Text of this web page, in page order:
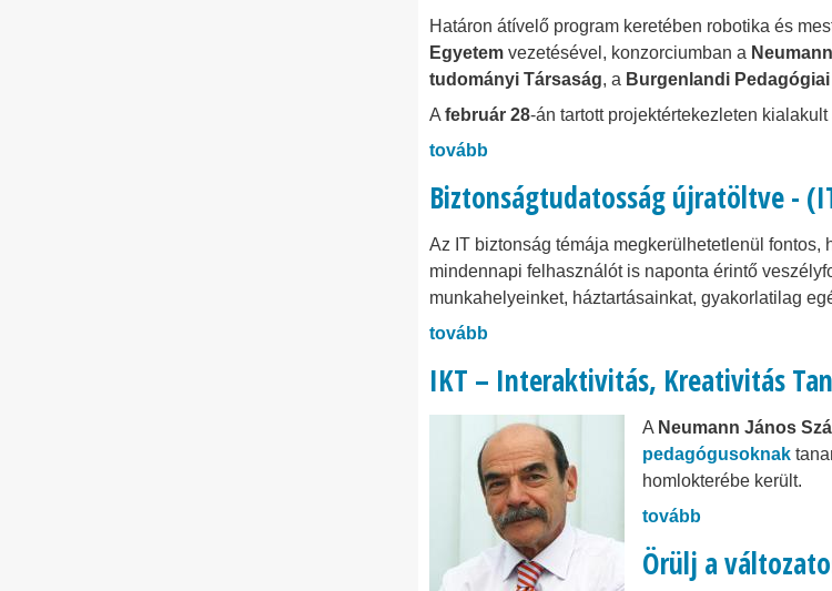
Határon átívelő program keretében robotika és
Egyetem vezetésével, konzorciumban a
tudományi Társaság, a Burgenlandi
A február 28-án tartott projektértekezleten
tovább
Biztonságtudatosság újratöltve -
Az IT biztonság témája megkerülhetetlenül fontos,
mindennapi felhasználót is naponta érintő
munkahelyeinket, háztartásainkat, gyakorlatilag
tovább
IKT – Interaktivitás, Kreativitás
A Neumann János
pedagógusoknak
homlokterébe került.
tovább
Örülj a